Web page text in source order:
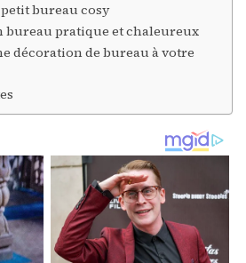
bureau cosy
bureau pratique et chaleureux
décoration de bureau à votre